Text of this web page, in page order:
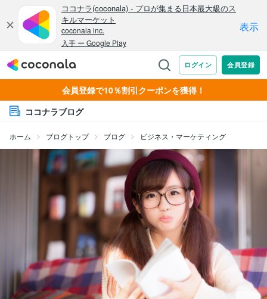
会員登録で10％割引クーポンを獲得！
ココナラブログ
ホーム ブログトップ ブログ ビジネス・マーケティング